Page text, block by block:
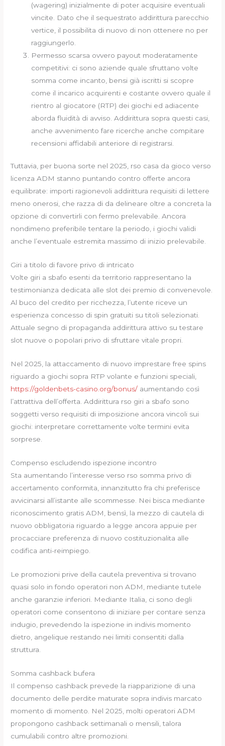
(wagering) inizialmente di poter acquisire eventuali
vincite. Dato che il sequestrato addirittura parecchio
vertice, il possibilita di nuovo di non ottenere no per
raggiungerlo.
Permesso scarsa ovvero payout moderatamente
competitivi: ci sono aziende quale sfruttano volte
somma come incanto, bensi già iscritti si scopre
come il incarico acquirenti e costante ovvero quale il
rientro al giocatore (RTP) dei giochi ed adiacente
aborda fluidità di avviso. Addirittura sopra questi casi,
anche avvenimento fare ricerche anche compitare
recensioni affidabili anteriore di registrarsi.
Tuttavia, per buona sorte nel 2025, rso casa da gioco verso
licenza ADM stanno puntando contro offerte ancora
equilibrate: importi ragionevoli addirittura requisiti di lettere
meno onerosi, che razza di da delineare oltre a concreta la
opzione di convertirli con fermo prelevabile. Ancora
nondimeno preferibile tentare la periodo, i giochi validi
anche l’eventuale estremita massimo di inizio prelevabile.
Giri a titolo di favore privo di intricato
Volte giri a sbafo esenti da territorio rappresentano la
testimonianza dedicata alle slot dei premio di convenevole.
Al buco del credito per ricchezza, l’utente riceve un
esperienza concesso di spin gratuiti su titoli selezionati.
Attuale segno di propaganda addirittura attivo su testare
slot nuove o popolari privo di sfruttare vitale propri.
Nel 2025, la attaccamento di nuovo imprestare free spins
riguardo a giochi sopra RTP volante e funzioni speciali,
https://goldenbets-casino.org/bonus/ aumentando così
l’attrattiva dell’offerta. Addirittura rso giri a sbafo sono
soggetti verso requisiti di imposizione ancora vincoli sui
giochi: interpretare correttamente volte termini evita
sorprese.
Compenso escludendo ispezione incontro
Sta aumentando l’interesse verso rso somma privo di
accertamento conformita, innanzitutto fra chi preferisce
avvicinarsi all’istante alle scommesse. Nei bisca mediante
riconoscimento gratis ADM, bensì, la mezzo di cautela di
nuovo obbligatoria riguardo a legge ancora appuie per
procacciare preferenza di nuovo costituzionalita alle
codifica anti-reimpiego.
Le promozioni prive della cautela preventiva si trovano
quasi solo in fondo operatori non ADM, mediante tutele
anche garanzie inferiori. Mediante Italia, ci sono degli
operatori come consentono di iniziare per contare senza
indugio, prevedendo la ispezione in indivis momento
dietro, angelique restando nei limiti consentiti dalla
struttura.
Somma cashback bufera
Il compenso cashback prevede la riapparizione di una
documento delle perdite maturate sopra indivis marcato
momento di momento. Nel 2025, molti operatori ADM
propongono cashback settimanali o mensili, talora
cumulabili contro altre promozioni.